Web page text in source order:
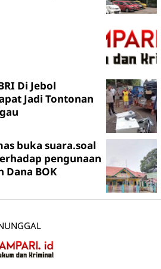
Di Jebol
Jadi Tontonan
buka suara.soal
pengunaan
Dana BOK